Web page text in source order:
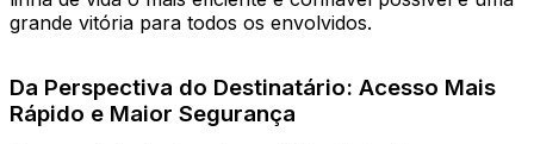
grande vitória para todos os envolvidos.
Da Perspectiva do Destinatário: Acesso Mais
Rápido e Maior Segurança